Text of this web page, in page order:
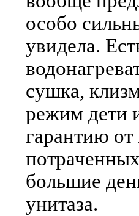
особо
увидела.
сушка,
режим дети
гарантию от
большие
унитаза.